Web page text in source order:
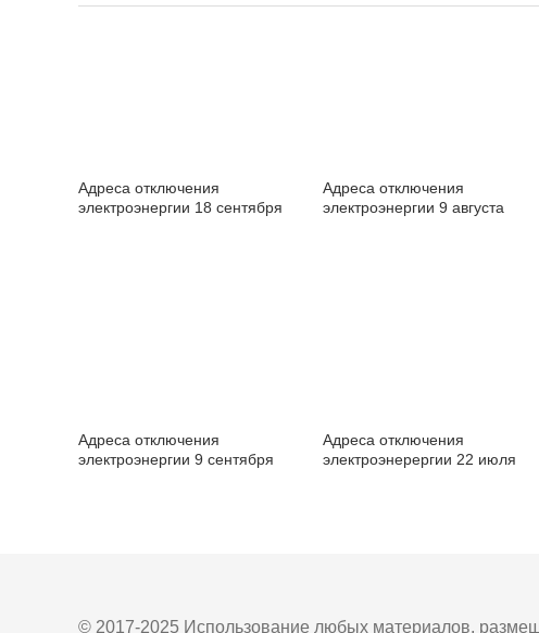
Адреса отключения
электроэнергии 18 сентября
Адреса отключения
электроэнергии 9 августа
Адреса отключения
электроэнергии 9 сентября
Адреса отключения
электроэнерергии 22 июля
© 2017-2025 Использование любых материалов,